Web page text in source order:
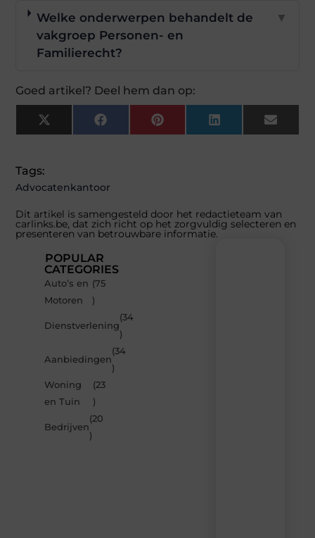
Welke onderwerpen behandelt de
vakgroep Personen- en
Familierecht?
▼
Goed artikel? Deel hem dan op:
X
(Twitter)
FacebookPinterestLinkedInEmail
Tags:
Advocatenkantoor
Dit artikel is samengesteld door het redactieteam van
carlinks.be, dat zich richt op het zorgvuldig selecteren en
presenteren van betrouwbare informatie.
POPULAR
CATEGORIES
Auto’s en
Motoren
(75
)
Dienstverlening
(34
)
Aanbiedingen
(34
)
Woning
en Tuin
(23
)
Bedrijven
(20
)